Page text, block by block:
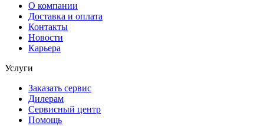
О компании
Доставка и оплата
Контакты
Новости
Карьера
Услуги
Заказать сервис
Дилерам
Сервисный центр
Помощь